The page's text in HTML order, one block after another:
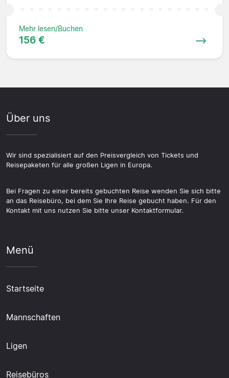
Mehr lesen/Buchen
156 €
Über uns
Wir sind spezialisiert auf den Preisvergleich von Tickets und
Reisepaketen für alle großen Ligen in Europa.
Bei Fragen zu einer bereits gebuchten Reise wenden Sie sich bitte
an das Reisebüro, bei dem Sie Ihre Reise gebucht haben. Für den
Kontakt mit uns nutzen Sie bitte unser Kontaktformular.
Menü
Startseite
Mannschaften
Ligen
Reisebüros